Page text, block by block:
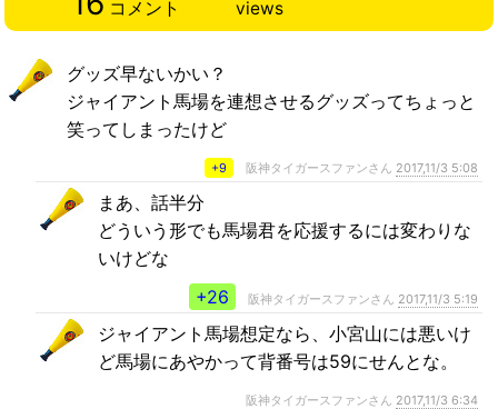
コメント views
グッズ早ないかい？
ジャイアント馬場を連想させるグッズってちょっと
笑ってしまったけど
+9 阪神タイガースファンさん 2017,11/3 5:08
まあ、話半分
どういう形でも馬場君を応援するには変わりな
いけどな
+26
阪神タイガースファンさん 2017,11/3 5:19
ジャイアント馬場想定なら、小宮山には悪いけ
ど馬場にあやかって背番号は59にせんとな。
阪神タイガースファンさん 2017,11/3 6:34